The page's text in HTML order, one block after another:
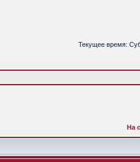
Текущее время:
На